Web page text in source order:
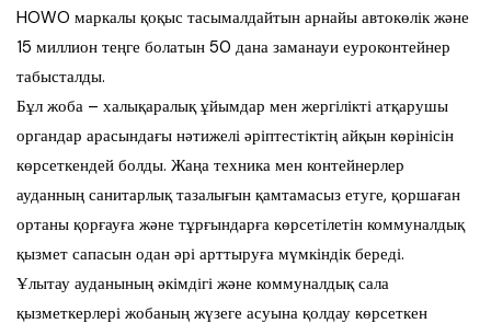
HOWO маркалы қоқыс тасымалдайтын арнайы автокөлік және
15 миллион теңге болатын 50 дана заманауи еуроконтейнер
табысталды.
Бұл жоба – халықаралық ұйымдар мен жергілікті атқарушы
органдар арасындағы нәтижелі әріптестіктің айқын көрінісін
көрсеткендей болды. Жаңа техника мен контейнерлер
ауданның санитарлық тазалығын қамтамасыз етуге, қоршаған
ортаны қорғауға және тұрғындарға көрсетілетін коммуналдық
қызмет сапасын одан әрі арттыруға мүмкіндік береді.
Ұлытау ауданының әкімдігі және коммуналдық сала
қызметкерлері жобаның жүзеге асуына қолдау көрсеткен